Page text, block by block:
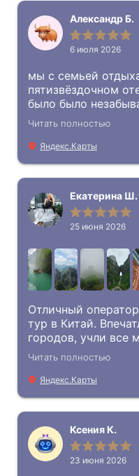
Александр Б.
6 июля 2026
мы с семьей
пятизвёздочном
было было
природа, чистый
расслабление.
связи и помогали с
Читать полностью
Яндекс.Карты
Екатерина Ш.
25 июня 2026
Отличный
тур в Китай.
городов, учли все
коррективы,
и работа гидов. В
ещё вернусь!!!
Читать полностью
Яндекс.Карты
Ксения К.
23 июня 2026